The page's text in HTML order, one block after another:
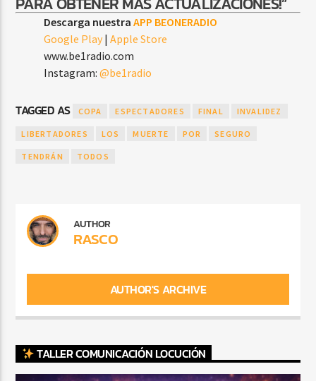
Descarga nuestraAPP BEONERADIO
Google Play |Apple Store
www.be1radio.com
Instagram:@be1radio
TAGGED AS COPA ESPECTADORES FINAL INVALIDEZ
LIBERTADORES LOS MUERTE POR SEGURO
TENDRÁN TODOS
AUTHOR
RASCO
AUTHOR'S ARCHIVE
TALLER COMUNICACIÓN LOCUCIÓN